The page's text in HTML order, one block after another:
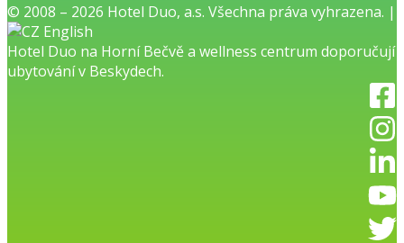
© 2008 – 2026 Hotel Duo, a.s. Všechna práva vyhrazena. |
English
Hotel Duo na Horní Bečvěa wellness centrum doporučují
ubytování v Beskydech.